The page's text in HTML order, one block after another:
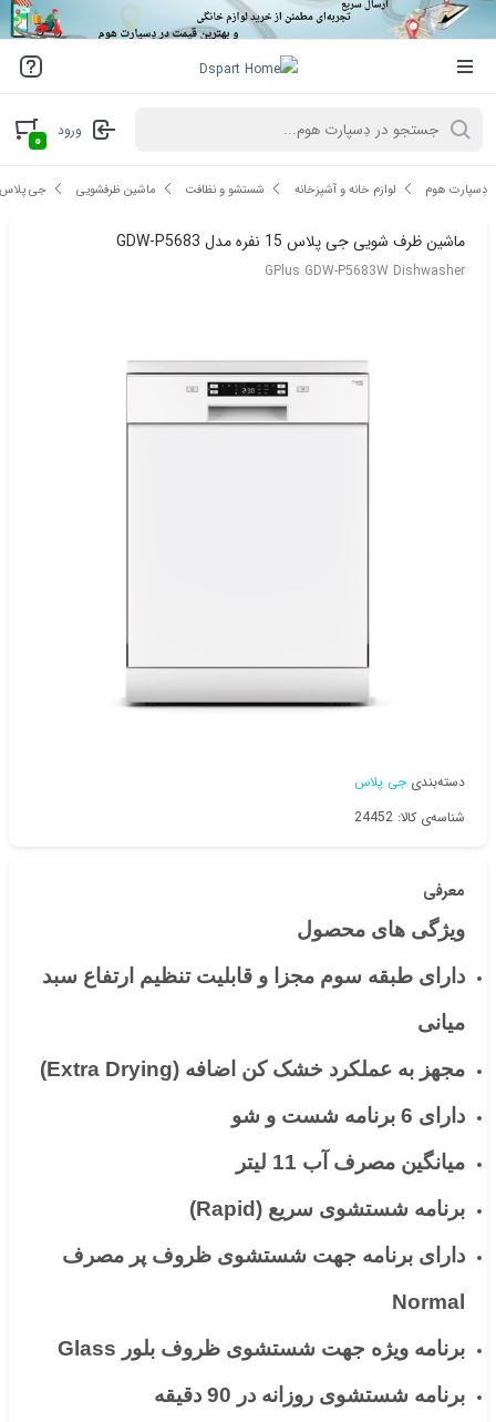
ورود ۰
دِسپارت هوم لوازم خانه و آشپزخانه شستشو و نظافت ماشین ظرفشویی جی پلاس
ماشین ظرف شویی جی پلاس 15 نفره مدل GDW-P5683
GPlus GDW-P5683W Dishwasher
دسته‌بندی جی پلاس
شناسه‌ی کالا: 24452
معرفی
ویژگی های محصول
دارای طبقه سوم مجزا و قابلیت تنظیم ارتفاع سبد
میانی
مجهز به عملکرد خشک کن اضافه (Extra Drying)
دارای 6 برنامه شست و شو
میانگین مصرف آب 11 لیتر
برنامه شستشوی سریع (Rapid)
دارای برنامه جهت شستشوی ظروف پر مصرف
Normal
برنامه ویژه جهت شستشوی ظروف بلور Glass
برنامه شستشوی روزانه در 90 دقیقه